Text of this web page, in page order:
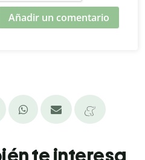
Añadir un comentario